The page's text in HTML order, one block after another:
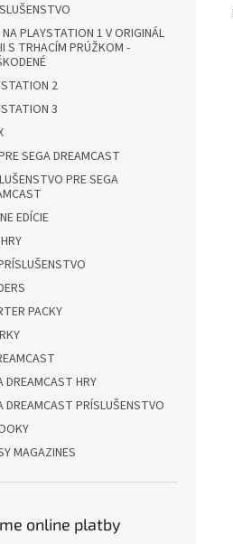
NA PLAYSTATION 1 V ORIGINÁL
S TRHACÍM PRÚŽKOM -
2
3
SEGA DREAMCAST
PRE SEGA
EDÍCIE
PACKY
DREAMCAST HRY
DREAMCAST PRÍSLUŠENSTVO
MAGAZINES
online platby